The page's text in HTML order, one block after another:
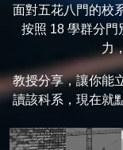
面對五花八門的校
按照 18 學群分門
力
教授分享，讓你能
讀該科系，現在就